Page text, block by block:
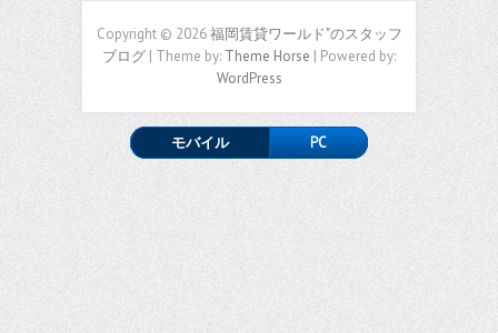
Copyright © 2026福岡賃貸ワールド"のスタッフ
ブログ | Theme by: Theme Horse | Powered by:
WordPress
モバイル PC